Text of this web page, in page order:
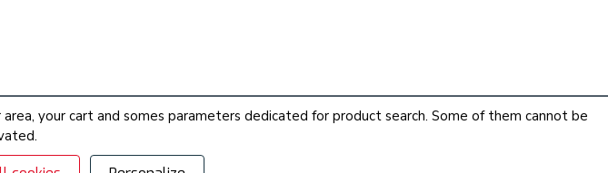
your cart and somes parameters dedicated for product search. Some of them cannot be